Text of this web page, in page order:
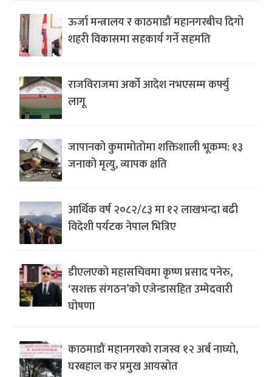
ऊर्जा मन्त्रालय र काठमाडौं महानगरबीच दिगो
शहरी विकासमा सहकार्य गर्ने सहमति
राजविराजमा अर्को आदेश नभएसम्म कर्फ्यु
लागू
जापानको कुमामोतोमा शक्तिशाली भूकम्प: १३
जनाको मृत्यु, व्यापक क्षति
आर्थिक वर्ष २०८२/८३ मा १२ लाखभन्दा बढी
विदेशी पर्यटक नेपाल भित्रिए
डीएलएको महासचिवमा कृष्ण प्रसाद पनेरु,
‘सशक्त संगठन’को एजेन्डासहित उम्मेदवारी
घोषणा
काठमाडौं महानगरको राजस्व १२ अर्ब नाघ्यो,
घरबहाल कर प्रमुख आयस्रोत